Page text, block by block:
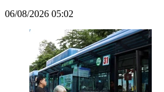
06/08/2026 05:02